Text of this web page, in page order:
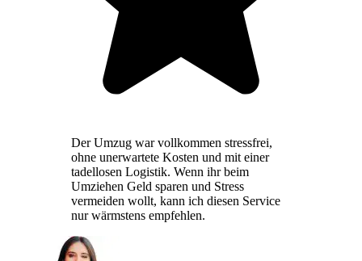
Der Umzug war vollkommen stressfrei,
ohne unerwartete Kosten und mit einer
tadellosen Logistik. Wenn ihr beim
Umziehen Geld sparen und Stress
vermeiden wollt, kann ich diesen Service
nur wärmstens empfehlen.